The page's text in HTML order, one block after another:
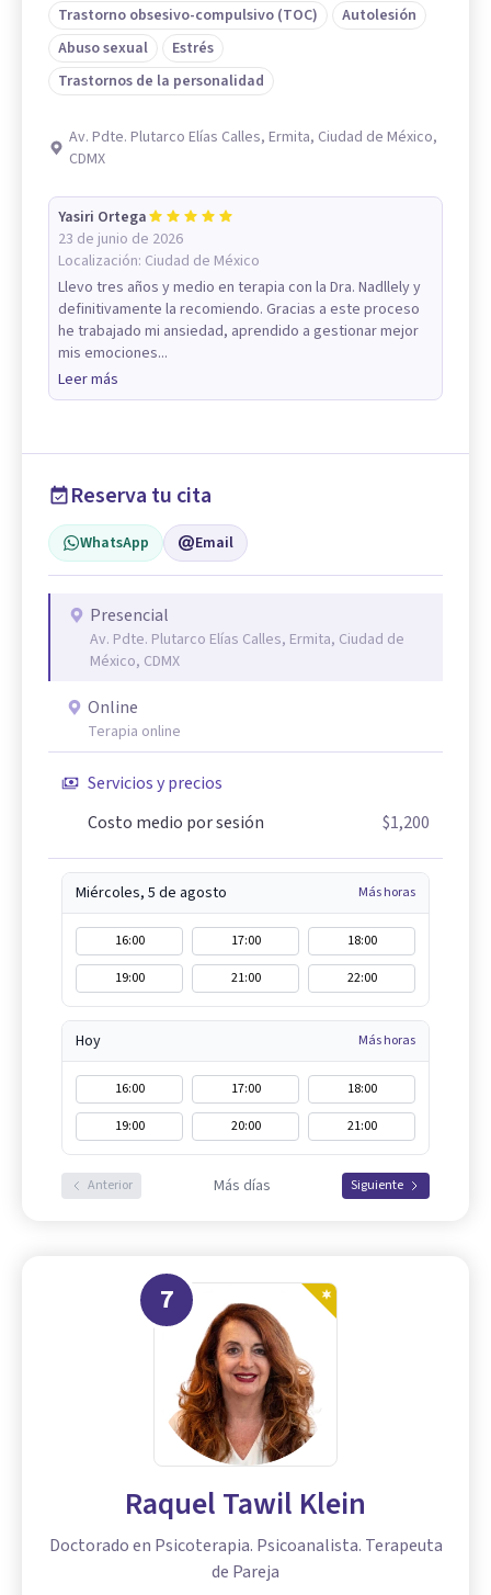
Trastorno obsesivo-compulsivo (TOC)
Autolesión
Abuso sexual
Estrés
Trastornos de la personalidad
Av. Pdte. Plutarco Elías Calles, Ermita, Ciudad de México,
CDMX
Yasiri Ortega
23 de junio de 2026
Localización: Ciudad de México
Llevo tres años y medio en terapia con la Dra. Nadllely y
definitivamente la recomiendo. Gracias a este proceso
he trabajado mi ansiedad, aprendido a gestionar mejor
mis emociones...
Leer más
Reserva tu cita
WhatsApp Email
Presencial
Av. Pdte. Plutarco Elías Calles, Ermita, Ciudad de
México, CDMX
Online
Terapia online
Servicios y precios
Costo medio por sesión
$1,200
Miércoles, 5 de agosto Más horas
16:00 17:00
18:00
19:00
21:00 22:00
Hoy Más horas
16:00 17:00
18:00
19:00
20:00 21:00
Anterior Más días Siguiente
7
Raquel Tawil Klein
Doctorado en Psicoterapia. Psicoanalista. Terapeuta
de Pareja